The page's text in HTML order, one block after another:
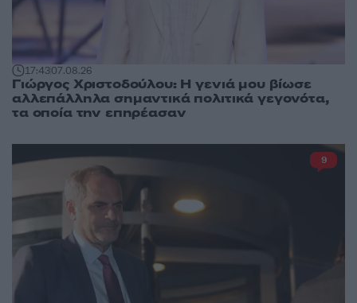
17:4307.08.26
Γιώργος Χριστοδούλου: Η γενιά μου βίωσε
αλλεπάλληλα σημαντικά πολιτικά γεγονότα,
τα οποία την επηρέασαν
9